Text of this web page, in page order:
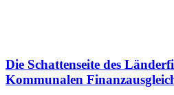
Die Schattenseite des
Kommunalen